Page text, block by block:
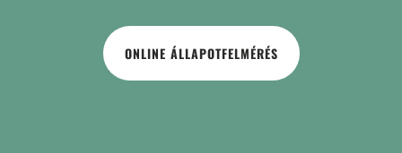
ONLINE ÁLLAPOTFELMÉRÉS